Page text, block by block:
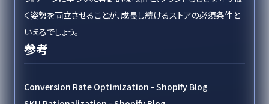
く姿勢を両立させることが、成長し続けるストアの必須条件と
いえるでしょう。
参考
Conversion Rate Optimization - Shopify Blog